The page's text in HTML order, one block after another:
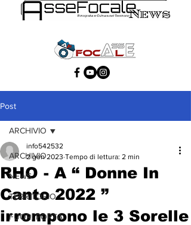
Post
ARCHIVIO
NEWS
TERRITORIO
FUORI PORTA
ARCHIVIO
RHO - A “ Donne In
Canto 2022 ”
irrompono le 3 Sorelle
info542532
2 gen 2023 Tempo di lettura: 2 min